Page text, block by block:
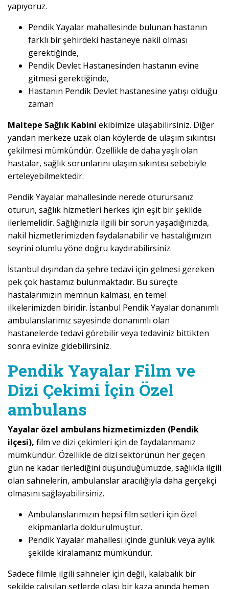
yapıyoruz.
Pendik Yayalar mahallesinde bulunan hastanın
farklı bir şehirdeki hastaneye nakil olması
gerektiğinde,
Pendik Devlet Hastanesinden hastanın evine
gitmesi gerektiğinde,
Hastanın Pendik Devlet hastanesine yatışı olduğu
zaman
Maltepe Sağlık Kabini ekibimize ulaşabilirsiniz. Diğer
yandan merkeze uzak olan köylerde de ulaşım sıkıntısı
çekilmesi mümkündür. Özellikle de daha yaşlı olan
hastalar, sağlık sorunlarını ulaşım sıkıntısı sebebiyle
erteleyebilmektedir.
Pendik Yayalar mahallesinde nerede oturursanız
oturun, sağlık hizmetleri herkes için eşit bir şekilde
ilerlemelidir. Sağlığınızla ilgili bir sorun yaşadığınızda,
nakil hizmetlerimizden faydalanabilir ve hastalığınızın
seyrini olumlu yöne doğru kaydırabilirsiniz.
İstanbul dışından da şehre tedavi için gelmesi gereken
pek çok hastamız bulunmaktadır. Bu süreçte
hastalarımızın memnun kalması, en temel
ilkelerimizden biridir. İstanbul Pendik Yayalar donanımlı
ambulanslarımız sayesinde donanımlı olan
hastanelerde tedavi görebilir veya tedaviniz bittikten
sonra evinize gidebilirsiniz.
Pendik Yayalar Film ve
Dizi Çekimi İçin Özel
ambulans
Yayalar özel ambulans hizmetimizden (Pendik
ilçesi), film ve dizi çekimleri için de faydalanmanız
mümkündür. Özellikle de dizi sektörünün her geçen
gün ne kadar ilerlediğini düşündüğümüzde, sağlıkla ilgili
olan sahnelerin, ambulanslar aracılığıyla daha gerçekçi
olmasını sağlayabilirsiniz.
Ambulanslarımızın hepsi film setleri için özel
ekipmanlarla doldurulmuştur.
Pendik Yayalar mahallesi içinde günlük veya aylık
şekilde kiralamanız mümkündür.
Sadece filmle ilgili sahneler için değil, kalabalık bir
şekilde çalışılan setlerde olası bir kaza anında hemen